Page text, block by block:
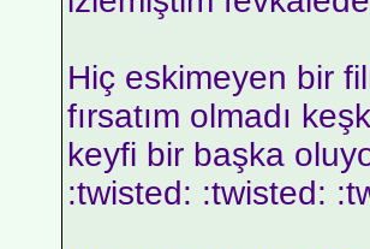
Hiç eskimeyen bir
fırsatım olmadı
keyfi bir başka
:twisted: :twisted: